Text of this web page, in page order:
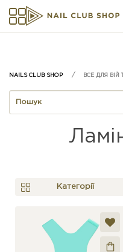
ВСЕ ДЛЯ ВІЙ
Категорії